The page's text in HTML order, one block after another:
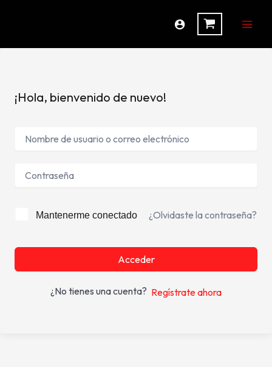
¡Hola, bienvenido de nuevo!
Mantenerme conectado ¿Olvidaste la contraseña?
Acceder
¿No tienes una cuenta? Regístrate ahora